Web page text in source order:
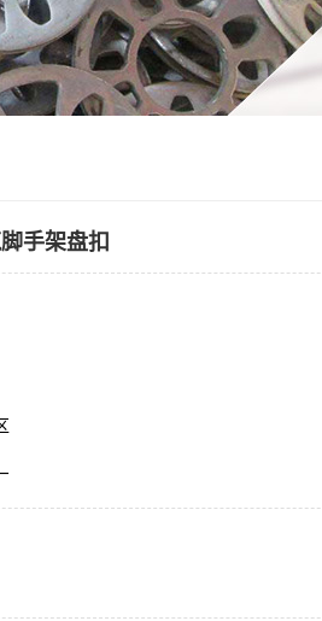
手架盘扣